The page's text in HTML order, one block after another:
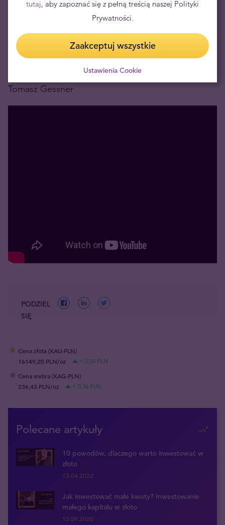
Gdzie jeszcze rozleje się geopolityczne domino po
otwarciu wenezuelskiej puszki Pandory?
Tomasz Gessner
PODZIEL
SIĘ
Cena złota (XAU-PLN)
16149,20 PLN/oz
+ 2,00 PLN
Cena srebra (XAG-PLN)
236,43 PLN/oz
+ 0,36 PLN
Polecane artykuły
10 powodów, dlaczego warto inwestować w
złoto
13.04.2022
Jak inwestować małe kwoty? Inwestowanie
małego kapitału w złoto
15.09.2020
tutaj, aby zapoznać się z pełną treścią naszej Polityki
Prywatności.
Zaakceptuj wszystkie
Ustawienia Cookie